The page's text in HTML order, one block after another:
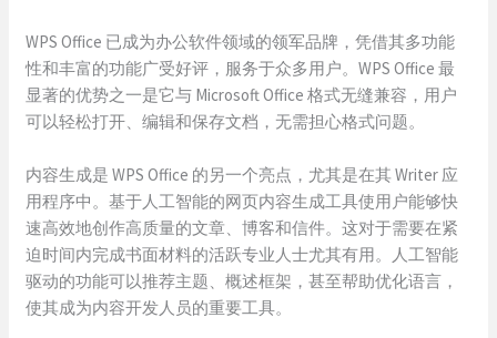
WPS Office 已成为办公软件领域的领军品牌，凭借其多功能
性和丰富的功能广受好评，服务于众多用户。WPS Office 最
显著的优势之一是它与 Microsoft Office 格式无缝兼容，用户
可以轻松打开、编辑和保存文档，无需担心格式问题。
内容生成是 WPS Office 的另一个亮点，尤其是在其 Writer 应
用程序中。基于人工智能的网页内容生成工具使用户能够快
速高效地创作高质量的文章、博客和信件。这对于需要在紧
迫时间内完成书面材料的活跃专业人士尤其有用。人工智能
驱动的功能可以推荐主题、概述框架，甚至帮助优化语言，
使其成为内容开发人员的重要工具。